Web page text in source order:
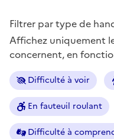
Filtrer par type de
Affichez uniquement
concernent, en
Difficulté à voir
En fauteuil roulant
Difficulté à